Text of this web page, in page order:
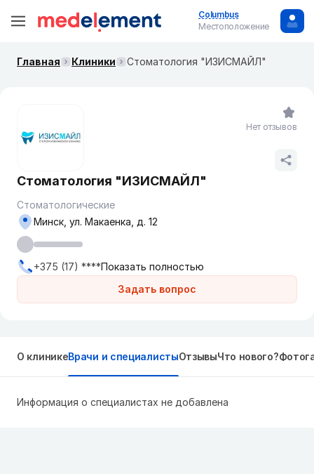
Columbus
Местоположение
Главная Клиники Стоматология "ИЗИСМАЙЛ"
Стоматология "ИЗИСМАЙЛ"
Стоматологические
Задать вопрос
Минск, ул. Макаенка, д. 12
+375 (17) ****Показать полностью
Нет отзывов
О клиникеВрачи и специалистыОтзывыЧто нового?
Информация о специалистах не добавлена